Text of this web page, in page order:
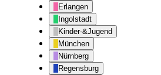
Erlangen
Ingolstadt
Kinder-&Jugend
München
Nürnberg
Regensburg